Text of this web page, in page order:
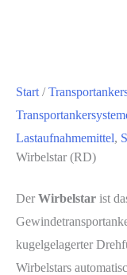
Start /
Lastaufnahmemittel,
Wirbelstar (RD)
Der Wirbelstar ist
kugelgelagerter
Wirbelstars